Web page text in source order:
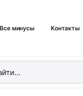
Все минусы Контакты